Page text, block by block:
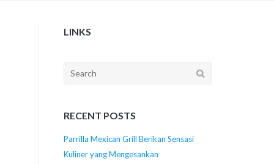
LINKS
Search
RECENT POSTS
Parrilla Mexican Grill Berikan Sensasi
Kuliner yang Mengesankan